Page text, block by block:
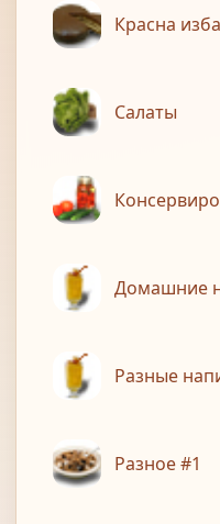
Красна
Салаты
Домашние
Разные
Разное #1